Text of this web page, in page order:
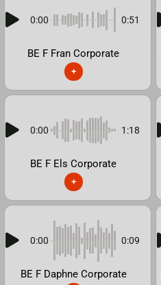
0:00 0:51
BE F Fran Corporate
+
0:00 1:18
BE F Els Corporate
+
0:00 0:09
BE F Daphne Corporate